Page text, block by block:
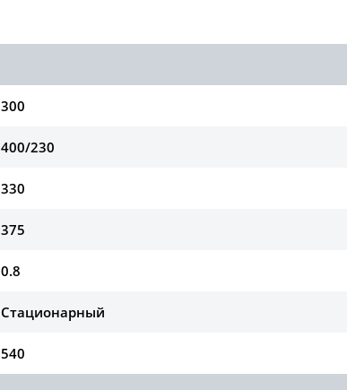
300
400/230
330
375
0.8
Стационарный
540